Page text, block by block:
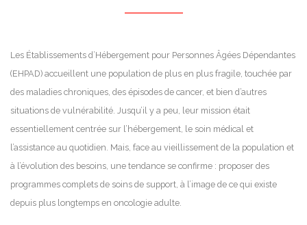
Les Établissements d’Hébergement pour Personnes Âgées Dépendantes
(EHPAD) accueillent une population de plus en plus fragile, touchée par
des maladies chroniques, des épisodes de cancer, et bien d’autres
situations de vulnérabilité. Jusqu’il y a peu, leur mission était
essentiellement centrée sur l’hébergement, le soin médical et
l’assistance au quotidien. Mais, face au vieillissement de la population et
à l’évolution des besoins, une tendance se confirme : proposer des
programmes complets de soins de support, à l’image de ce qui existe
depuis plus longtemps en oncologie adulte.